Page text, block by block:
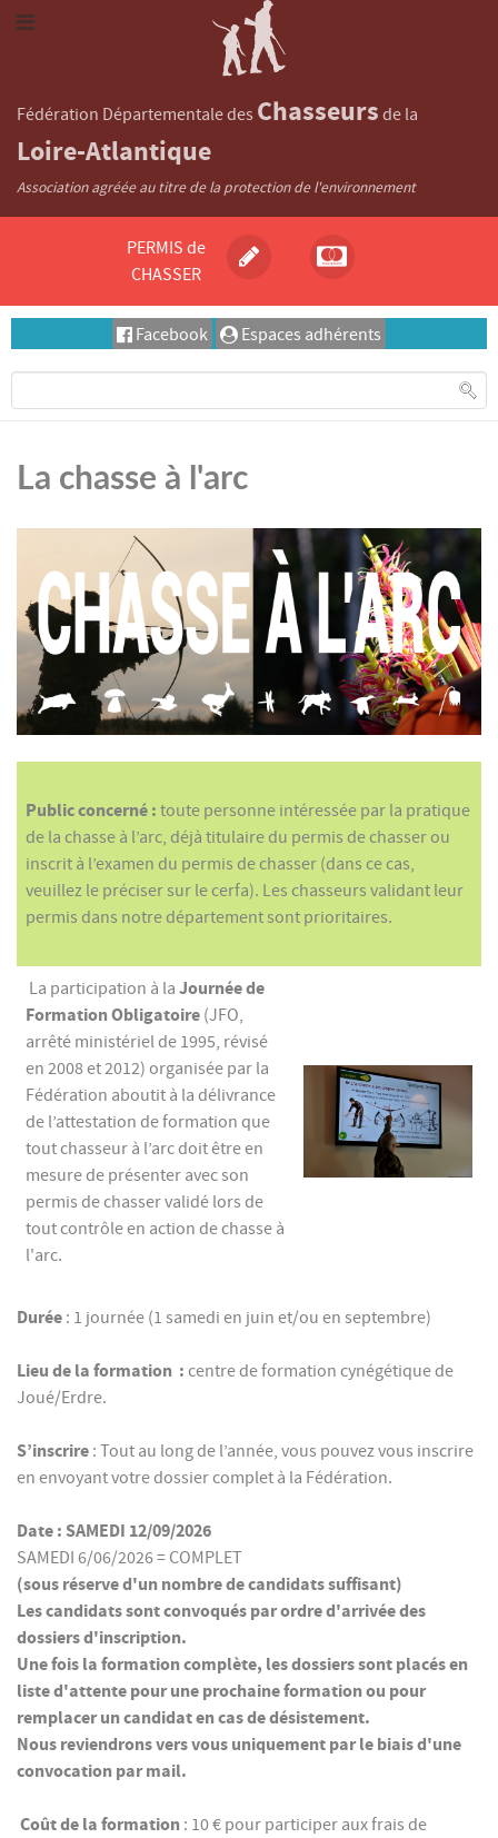
Fédération Départementale des Chasseurs de la
Loire-Atlantique
Association agréée au titre de la protection de l'environnement
PERMIS de
CHASSER
Facebook Espaces adhérents
La chasse à l'arc
Public concerné: toute personne intéressée par la pratique
de la chasse à l’arc, déjà titulaire du permis de chasser ou
inscrit à l’examen du permis de chasser (dans ce cas,
veuillez le préciser sur le cerfa). Les chasseurs validant leur
permis dans notre département sont prioritaires.
La participation à la Journée de
Formation Obligatoire (JFO,
arrêté ministériel de 1995, révisé
en 2008 et 2012) organisée par la
Fédération aboutit à la délivrance
de l’attestation de formation que
tout chasseur à l’arc doit être en
mesure de présenter avec son
permis de chasser validé lors de
tout contrôle en action de chasse à
l'arc.
Durée : 1 journée (1 samedi en juin et/ou en septembre)
Lieu de la formation : centre de formation cynégétique de
Joué/Erdre.
S’inscrire : Tout au long de l’année, vous pouvez vous inscrire
en envoyant votre dossier complet à la Fédération.
Date : SAMEDI 12/09/2026
SAMEDI 6/06/2026 = COMPLET
(sous réserve d'un nombre de candidats suffisant)
Les candidats sont convoqués par ordre d'arrivée des
dossiers d'inscription.
Une fois la formation complète, les dossiers sont placés en
liste d'attente pour une prochaine formation ou pour
remplacer un candidat en cas de désistement.
Nous reviendrons vers vous uniquement par le biais d'une
convocation par mail.
Coût de la formation : 10 € pour participer aux frais de